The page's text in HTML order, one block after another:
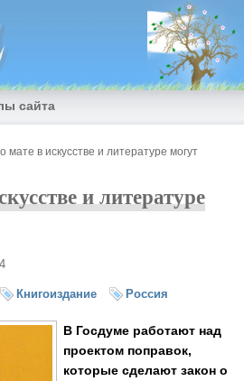
сайта
мате в искусстве и литературе могут
и литературе
Книгоиздание Россия
В Госдуме работают над
проектом поправок,
которые сделают закон о